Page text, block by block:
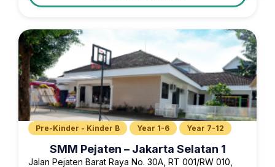
Pre-Kinder - Kinder B Year 1-6 Year 7-12
SMM Pejaten – Jakarta Selatan 1
Jalan Pejaten Barat Raya No. 30A, RT 001/RW 010,